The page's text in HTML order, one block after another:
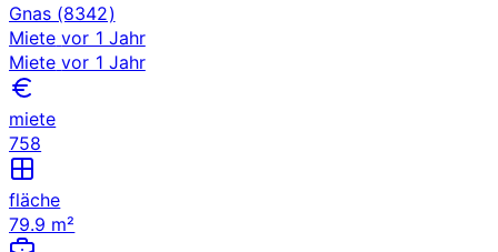
Gnas (8342)
Miete vor 1 Jahr
Miete vor 1 Jahr
miete
758
fläche
79.9 m²